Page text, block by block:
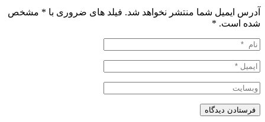
آدرس ایمیل شما منتشر نخواهد شد. فیلد های ضروری با * مشخص
شده است. *